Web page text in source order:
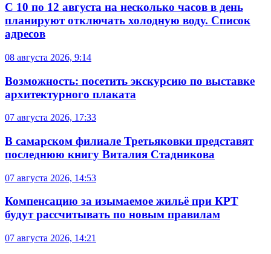
С 10 по 12 августа на несколько часов в день
планируют отключать холодную воду. Список
адресов
08 августа 2026, 9:14
Возможность: посетить экскурсию по выставке
архитектурного плаката
07 августа 2026, 17:33
В самарском филиале Третьяковки представят
последнюю книгу Виталия Стадникова
07 августа 2026, 14:53
Компенсацию за изымаемое жильё при КРТ
будут рассчитывать по новым правилам
07 августа 2026, 14:21